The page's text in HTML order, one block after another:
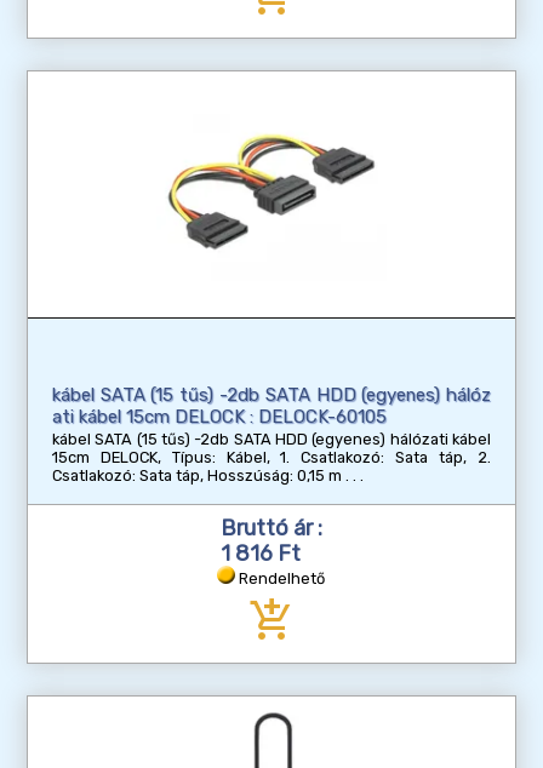
kábel SATA (15 tűs) -2db SATA HDD (egyenes) hálóz
ati kábel 15cm DELOCK : DELOCK-60105
kábel SATA (15 tűs) -2db SATA HDD (egyenes) hálózati kábel
15cm DELOCK, Típus: Kábel, 1. Csatlakozó: Sata táp, 2.
Csatlakozó: Sata táp, Hosszúság: 0,15 m
Bruttó ár :
1 816 Ft
Rendelhető
add_shopping_cart